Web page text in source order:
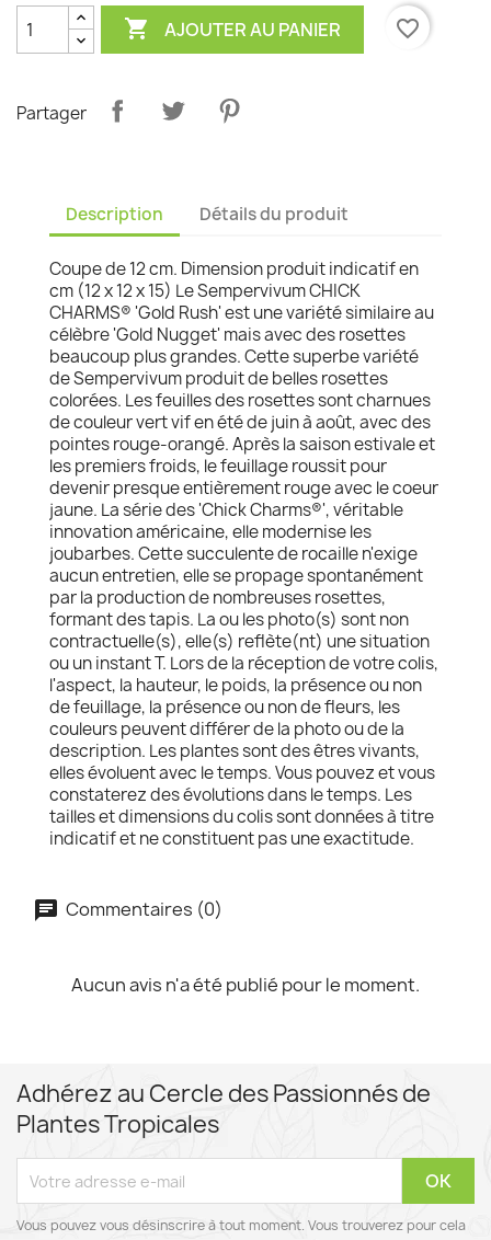
 AJOUTER AU PANIER favorite_border
Partager
Description Détails du produit
Coupe de 12 cm. Dimension produit indicatif en
cm (12 x 12 x 15) Le Sempervivum CHICK
CHARMS® 'Gold Rush' est une variété similaire au
célèbre 'Gold Nugget' mais avec des rosettes
beaucoup plus grandes. Cette superbe variété
de Sempervivum produit de belles rosettes
colorées. Les feuilles des rosettes sont charnues
de couleur vert vif en été de juin à août, avec des
pointes rouge-orangé. Après la saison estivale et
les premiers froids, le feuillage roussit pour
devenir presque entièrement rouge avec le coeur
jaune. La série des 'Chick Charms®', véritable
innovation américaine, elle modernise les
joubarbes. Cette succulente de rocaille n'exige
aucun entretien, elle se propage spontanément
par la production de nombreuses rosettes,
formant des tapis. La ou les photo(s) sont non
contractuelle(s), elle(s) reflète(nt) une situation
ou un instant T. Lors de la réception de votre colis,
l'aspect, la hauteur, le poids, la présence ou non
de feuillage, la présence ou non de fleurs, les
couleurs peuvent différer de la photo ou de la
description. Les plantes sont des êtres vivants,
elles évoluent avec le temps. Vous pouvez et vous
constaterez des évolutions dans le temps. Les
tailles et dimensions du colis sont données à titre
indicatif et ne constituent pas une exactitude.
Commentaires (0)
Aucun avis n'a été publié pour le moment.
Adhérez au Cercle des Passionnés de
Plantes Tropicales
Vous pouvez vous désinscrire à tout moment. Vous trouverez pour cela